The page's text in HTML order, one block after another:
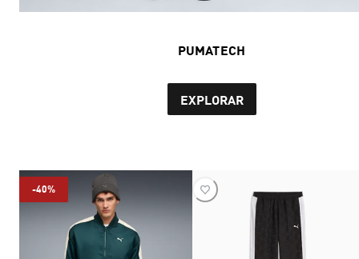
PUMATECH
EXPLORAR
-40%